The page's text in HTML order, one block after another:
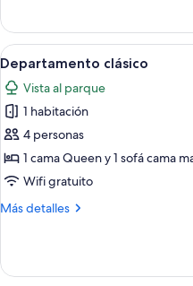
Abrir
todas
las
fotos
de
Departamento
clásico
3
Departamento clásico
Vista al parque
1 habitación
4 personas
1 cama Queen y 1 sofá cama
Wifi gratuito
Más detalles
Más
clásico